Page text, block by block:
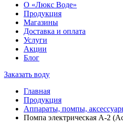
О «Люкс Воде»
Продукция
Магазины
Доставка и оплата
Услуги
Акции
Блог
Заказать воду
Главная
Продукция
Аппараты, помпы,
Помпа электрическая А-2